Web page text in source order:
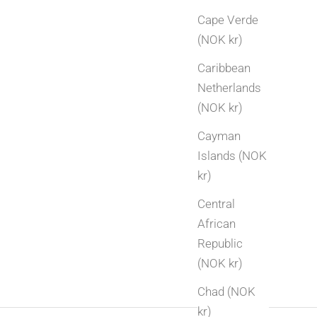
Cape Verde
(NOK kr)
Caribbean
Netherlands
(NOK kr)
Cayman
Islands (NOK
kr)
Central
African
Republic
(NOK kr)
Chad (NOK
kr)